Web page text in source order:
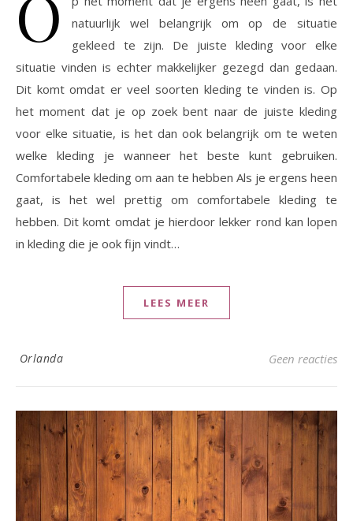
natuurlijk wel belangrijk om op de situatie
gekleed te zijn. De juiste kleding voor elke
situatie vinden is echter makkelijker gezegd dan gedaan.
Dit komt omdat er veel soorten kleding te vinden is. Op
het moment dat je op zoek bent naar de juiste kleding
voor elke situatie, is het dan ook belangrijk om te weten
welke kleding je wanneer het beste kunt gebruiken.
Comfortabele kleding om aan te hebben Als je ergens heen
gaat, is het wel prettig om comfortabele kleding te
hebben. Dit komt omdat je hierdoor lekker rond kan lopen
in kleding die je ook fijn vindt…
LEES MEER
Orlanda Geen reacties